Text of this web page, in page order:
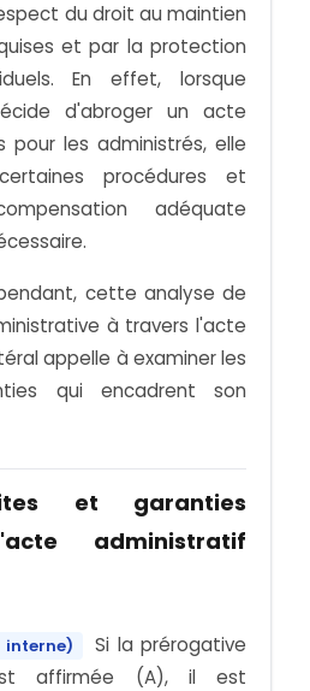
du droit au maintien
et par la protection
En effet, lorsque
d'abroger un acte
les administrés, elle
procédures et
adéquate
cette analyse de
à travers l'acte
appelle à examiner les
qui encadrent son
et garanties
administratif
interne)
Si la prérogative
affirmée (A), il est